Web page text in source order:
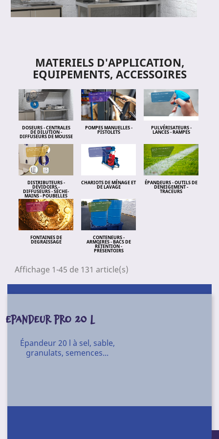
MATERIELS D'APPLICATION,
EQUIPEMENTS, ACCESSOIRES
DOSEURS - CENTRALES
DE DILUTION -
DIFFUSEURS DE MOUSSE
POMPES MANUELLES -
PISTOLETS
PULVÉRISATEURS -
LANCES - RAMPES
DISTRIBUTEURS -
DÉVIDOIRS -
DIFFUSEURS - SÈCHE-
MAINS - POUBELLES
CHARIOTS DE MÉNAGE ET
DE LAVAGE
ÉPANDEURS - OUTILS DE
DÉNEIGEMENT -
TRACEURS
FONTAINES DE
DEGRAISSAGE
CONTENEURS -
ARMOIRES - BACS DE
RÉTENTION -
PRÉSENTOIRS
Affichage 1-45 de 131 article(s)
EPANDEUR PRO 20 L
Épandeur 20 l à sel, sable,
granulats, semences...